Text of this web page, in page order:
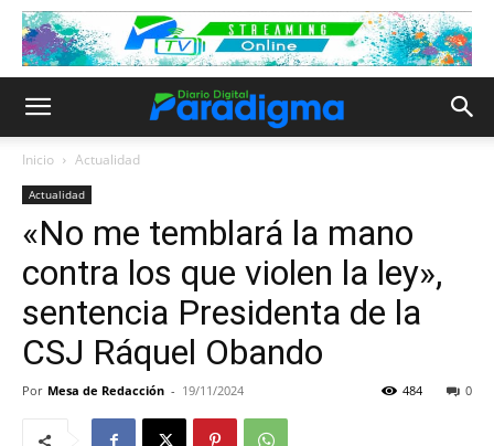
Inicio Actualidad
Actualidad
«No me temblará la mano
contra los que violen la ley»,
sentencia Presidenta de la
CSJ Ráquel Obando
Por Mesa de Redacción - 19/11/2024 0
484